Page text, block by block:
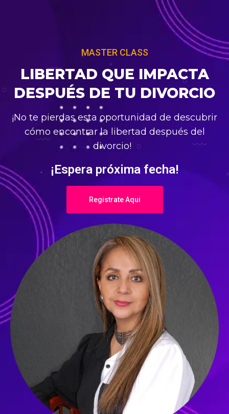
MASTER CLASS
LIBERTAD QUE IMPACTA
DESPUÉS DE TU DIVORCIO
¡No te pierdas esta oportunidad de descubrir
cómo encontrar la libertad después del
divorcio!
¡Espera próxima fecha!
Registrate Aqui